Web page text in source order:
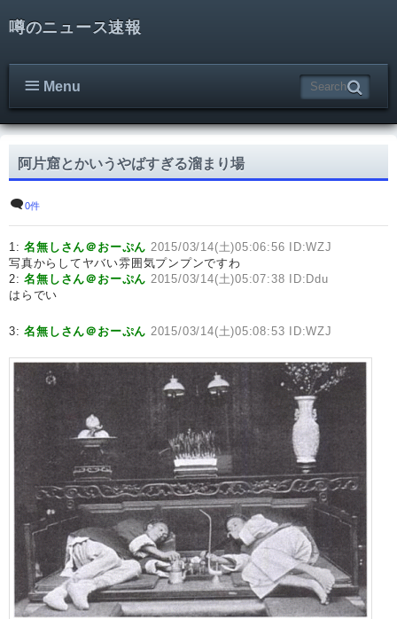
噂のニュース速報
Menu
阿片窟とかいうやばすぎる溜まり場
0件
1:名無しさん＠おーぷん 2015/03/14(土)05:06:56 ID:WZJ
写真からしてヤバい雰囲気プンプンですわ
2:名無しさん＠おーぷん 2015/03/14(土)05:07:38 ID:Ddu
はらでい
3:名無しさん＠おーぷん 2015/03/14(土)05:08:53 ID:WZJ